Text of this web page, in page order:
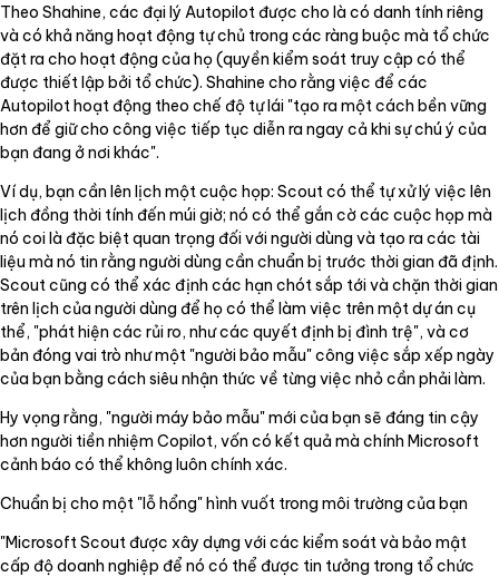
Theo Shahine, các đại lý Autopilot được cho là có danh tính riêng
và có khả năng hoạt động tự chủ trong các ràng buộc mà tổ chức
đặt ra cho hoạt động của họ (quyền kiểm soát truy cập có thể
được thiết lập bởi tổ chức). Shahine cho rằng việc để các
Autopilot hoạt động theo chế độ tự lái "tạo ra một cách bền vững
hơn để giữ cho công việc tiếp tục diễn ra ngay cả khi sự chú ý của
bạn đang ở nơi khác".
Ví dụ, bạn cần lên lịch một cuộc họp: Scout có thể tự xử lý việc lên
lịch đồng thời tính đến múi giờ; nó có thể gắn cờ các cuộc họp mà
nó coi là đặc biệt quan trọng đối với người dùng và tạo ra các tài
liệu mà nó tin rằng người dùng cần chuẩn bị trước thời gian đã định.
Scout cũng có thể xác định các hạn chót sắp tới và chặn thời gian
trên lịch của người dùng để họ có thể làm việc trên một dự án cụ
thể, "phát hiện các rủi ro, như các quyết định bị đình trệ", và cơ
bản đóng vai trò như một "người bảo mẫu" công việc sắp xếp ngày
của bạn bằng cách siêu nhận thức về từng việc nhỏ cần phải làm.
Hy vọng rằng, "người máy bảo mẫu" mới của bạn sẽ đáng tin cậy
hơn người tiền nhiệm Copilot, vốn có kết quả mà chính Microsoft
cảnh báo có thể không luôn chính xác.
Chuẩn bị cho một "lỗ hổng" hình vuốt trong môi trường của bạn
"Microsoft Scout được xây dựng với các kiểm soát và bảo mật
cấp độ doanh nghiệp để nó có thể được tin tưởng trong tổ chức